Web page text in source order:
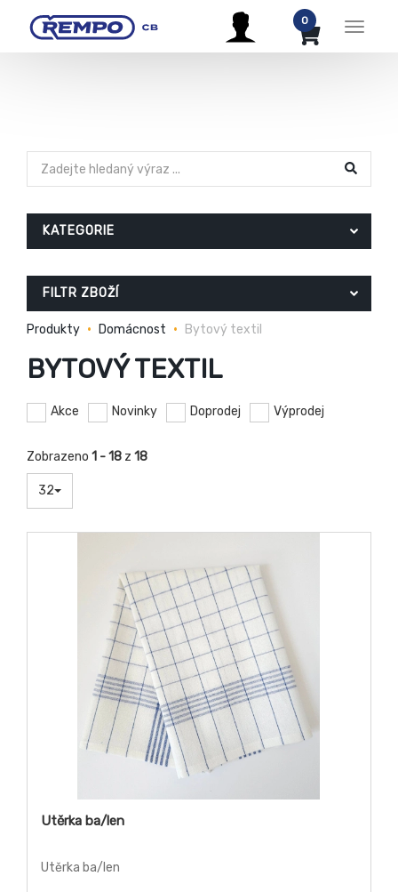
Menu
0
KATEGORIE
FILTR ZBOŽÍ
Produkty Domácnost Bytový textil
BYTOVÝ TEXTIL
Akce Novinky Doprodej Výprodej
Zobrazeno 1 - 18 z 18
32
Utěrka ba/len
Utěrka ba/len